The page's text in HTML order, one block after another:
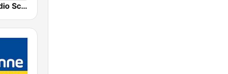
Klassik Radio Schweiz